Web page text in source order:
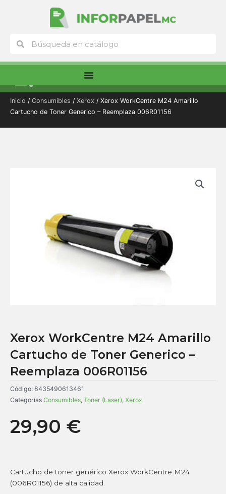
Buscar
Inicio / Consumibles / Xerox / Xerox WorkCentre M24 Amarillo
Cartucho de Toner Generico – Reemplaza 006R01156
Xerox WorkCentre M24 Amarillo
Cartucho de Toner Generico –
Reemplaza 006R01156
Código: 8435490613461
Categorías Consumibles, Toner (Laser), Xerox
29,90 €
Cartucho de toner genérico Xerox WorkCentre M24
(006R01156) de alta calidad.